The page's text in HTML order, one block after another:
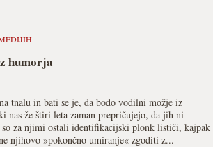
humorja
tnalu in bati se je, da bodo vodilni možje iz
nas že štiri leta zaman prepričujejo, da jih ni
za njimi ostali identifikacijski plonk lističi, kajpak
njihovo »pokončno umiranje« zgoditi z...